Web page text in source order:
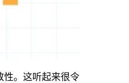
性。这听起来很令